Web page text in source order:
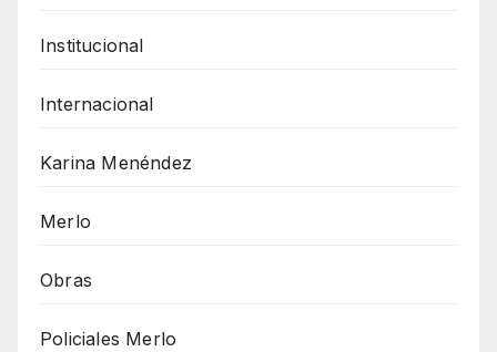
Institucional
Internacional
Karina Menéndez
Merlo
Obras
Policiales Merlo